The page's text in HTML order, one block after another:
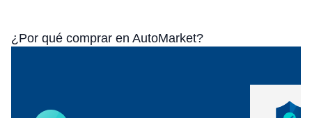
¿Por qué comprar en AutoMarket?